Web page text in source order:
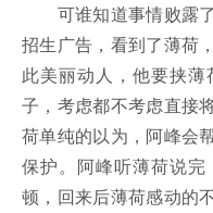
可谁知道事情败露了
招生广告，看到了薄荷
此美丽动人，他要挟
子，考虑都不考虑直接
荷单纯的以为，阿峰会
保护。阿峰听薄荷说
顿，回来后薄荷感动的